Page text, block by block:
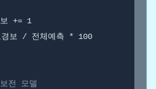
전 모델